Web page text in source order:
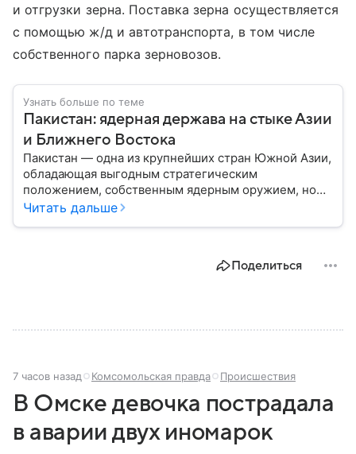
и отгрузки зерна. Поставка зерна осуществляется
с помощью ж/д и автотранспорта, в том числе
собственного парка зерновозов.
Узнать больше по теме
Пакистан: ядерная держава на стыке Азии
и Ближнего Востока
Пакистан — одна из крупнейших стран Южной Азии,
обладающая выгодным стратегическим
положением, собственным ядерным оружием, но
сложной внутренней и внешнеполитической
Читать дальше
Поделиться
7 часов назад Комсомольская правда Происшествия
В Омске девочка пострадала
в аварии двух иномарок